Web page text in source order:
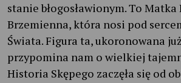
stanie błogosławionym. To Matka
Brzemienna, która nosi pod
Świata. Figura ta, ukoronowana
przypomina nam o wielkiej
Historia Skępego zaczęła się od